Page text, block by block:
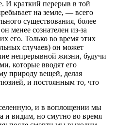
И краткий перерыв в той
на земле, — всего
существования, более
менее сознателен из-за
его. Только во время этих
случаев) он может
непрерывной жизни, будучи
которые вводят его
природу вещей, делая
и постоянным то, что
и в воплощении мы
и видим, но смутно во время